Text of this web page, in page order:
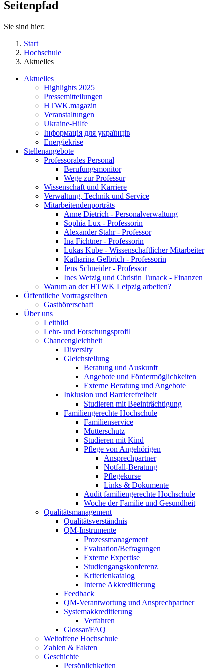
Seitenpfad
Sie sind hier:
Start
Hochschule
Aktuelles
Aktuelles
Highlights 2025
Pressemitteilungen
HTWK.magazin
Veranstaltungen
Ukraine-Hilfe
Інформація для українців
Energiekrise
Stellenangebote
Professorales Personal
Berufungsmonitor
Wege zur Professur
Wissenschaft und Karriere
Verwaltung, Technik und Service
Mitarbeitendenporträts
Anne Dietrich - Personalverwaltung
Sophia Lux - Professorin
Alexander Stahr - Professor
Ina Fichtner - Professorin
Lukas Kube - Wissenschaftlicher Mitarbeiter
Katharina Gelbrich - Professorin
Jens Schneider - Professor
Ines Wetzig und Christin Tunack - Finanzen
Warum an der HTWK Leipzig arbeiten?
Öffentliche Vortragsreihen
Gasthörerschaft
Über uns
Leitbild
Lehr- und Forschungsprofil
Chancengleichheit
Diversity
Gleichstellung
Beratung und Auskunft
Angebote und Fördermöglichkeiten
Externe Beratung und Angebote
Inklusion und Barrierefreiheit
Studieren mit Beeinträchtigung
Familiengerechte Hochschule
Familienservice
Mutterschutz
Studieren mit Kind
Pflege von Angehörigen
Ansprechpartner
Notfall-Beratung
Pflegekurse
Links & Dokumente
Audit familiengerechte Hochschule
Woche der Familie und Gesundheit
Qualitätsmanagement
Qualitätsverständnis
QM-Instrumente
Prozessmanagement
Evaluation/Befragungen
Externe Expertise
Studiengangskonferenz
Kriterienkatalog
Interne Akkreditierung
Feedback
QM-Verantwortung und Ansprechpartner
Systemakkreditierung
Verfahren
Glossar/FAQ
Weltoffene Hochschule
Zahlen & Fakten
Geschichte
Persönlichkeiten